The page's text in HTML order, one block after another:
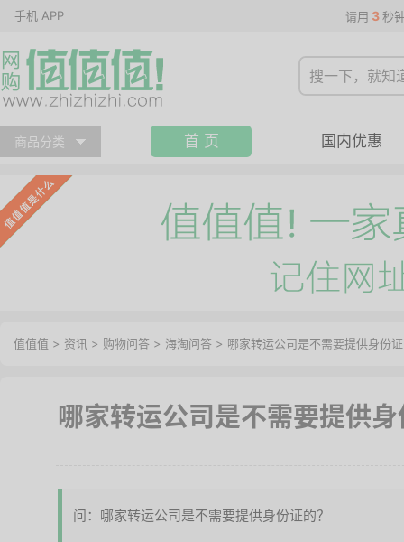
手机 APP 请用 3 秒
商品分类 首 页 国内优惠
值值值 > 资讯 > 购物问答 > 海淘问答 > 哪家转运公司是不需要提供身份
哪家转运公司是不需要提供
问：哪家转运公司是不需要提供身份证的？